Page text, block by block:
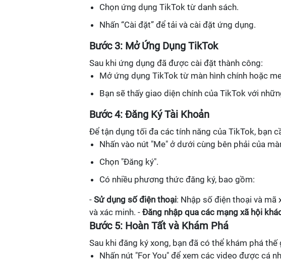
Chọn ứng dụng TikTok từ danh sách.
Nhấn “Cài đặt” để tải và cài đặt ứng dụng.
Bước 3: Mở Ứng Dụng TikTok
Sau khi ứng dụng đã được cài đặt thành công:
Mở ứng dụng TikTok từ màn hình chính hoặc
Bạn sẽ thấy giao diện chính của TikTok với
Bước 4: Đăng Ký Tài Khoản
Để tận dụng tối đa các tính năng của TikTok, bạn
Nhấn vào nút "Me" ở dưới cùng bên phải của
Chọn "Đăng ký".
Có nhiều phương thức đăng ký, bao gồm:
- Sử dụng số điện thoại: Nhập số điện thoại và mã
và xác minh. - Đăng nhập qua các mạng xã hội
Bước 5: Hoàn Tất và Khám Phá
Sau khi đăng ký xong, bạn đã có thể khám phá thế
Nhấn nút "For You" để xem các video được cá